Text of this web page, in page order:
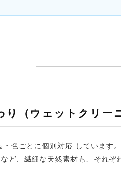
（ウェットクリー
色ごとに個別対応 しています。
ど、繊細な天然素材も、それぞ